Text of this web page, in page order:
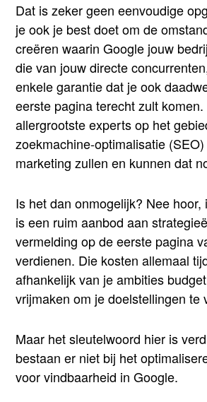
Dat is zeker geen eenvoudige
je ook je best doet om de
creëren waarin Google jouw
die van jouw directe
enkele garantie dat je ook
eerste pagina terecht zult
allergrootste experts op het
zoekmachine-optimalisatie
marketing zullen en kunnen dat
Is het dan onmogelijk? Nee hoor,
is een ruim aanbod aan
vermelding op de eerste pagina
verdienen. Die kosten allemaal
afhankelijk van je ambities
vrijmaken om je doelstellingen te
Maar het sleutelwoord hier is
bestaan er niet bij het
voor vindbaarheid in Google.